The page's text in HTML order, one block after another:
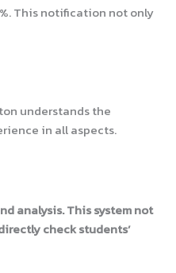
This notification not only
understands the
in all aspects.
analysis. This system not
check students’